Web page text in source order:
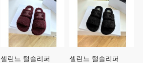
셀린느 털슬리퍼 셀린느 털슬리퍼